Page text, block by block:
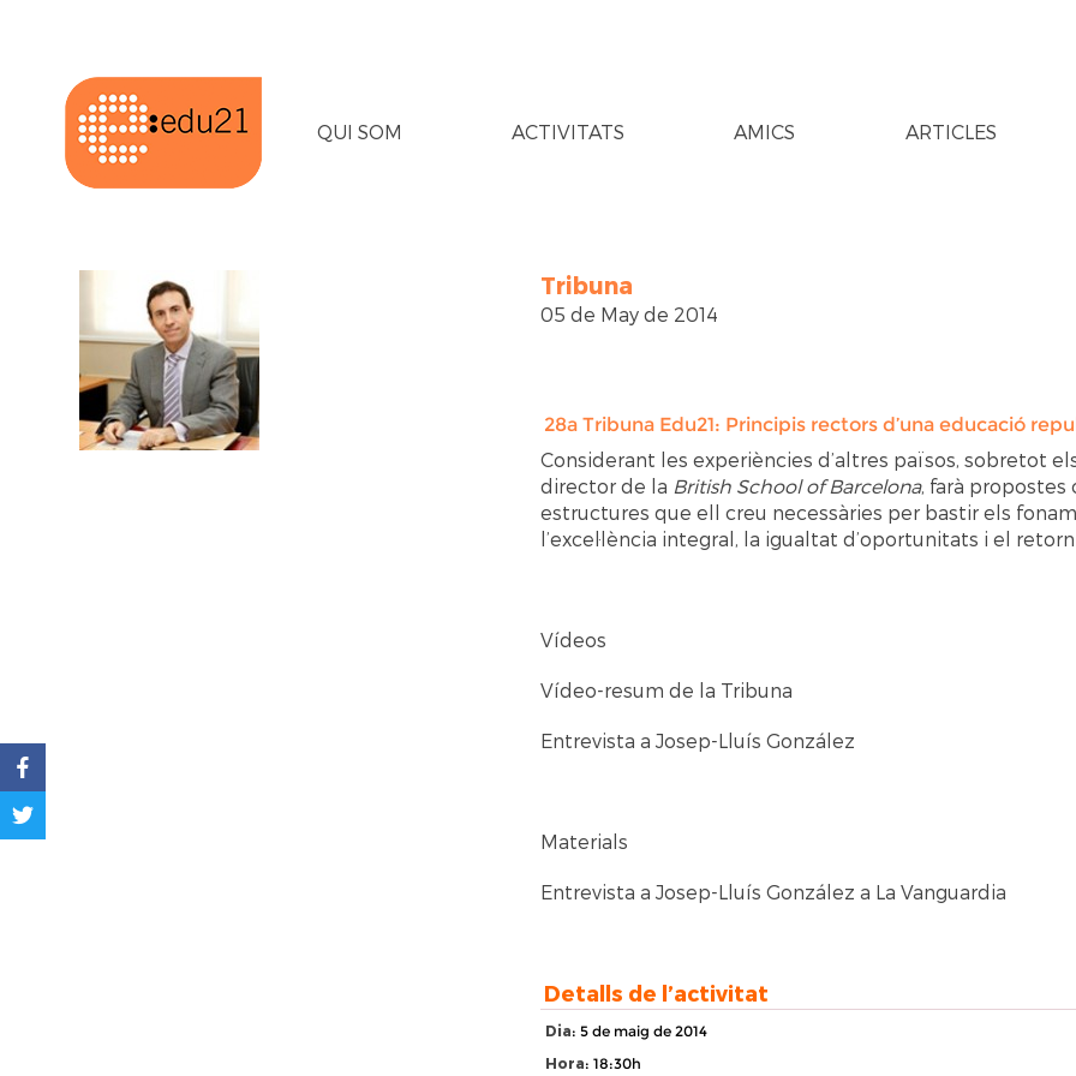
QUI SOM ACTIVITATS AMICS ARTICLES
Tribuna
05 de May de 2014
28a Tribuna Edu21: Principis rectors d’una educació
Considerant les experiències d’altres països, sobretot
director de la British School of Barcelona, farà propostes
estructures que ell creu necessàries per bastir els
l’excel·lència integral, la igualtat d’oportunitats i el retorn
Vídeos
Vídeo-resum de la Tribuna
Entrevista a Josep-Lluís González
Materials
Entrevista a Josep-Lluís González a La Vanguardia
Detalls de l’activitat
Dia: 5 de maig de 2014
Hora: 18:30h